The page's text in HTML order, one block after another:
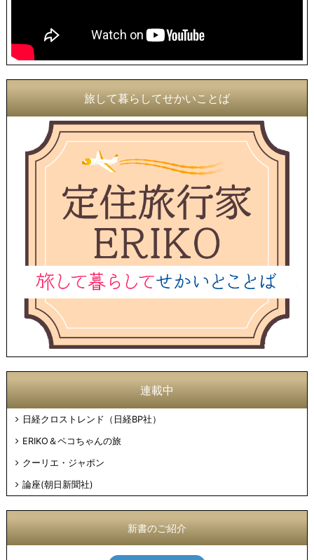
旅して暮らしてせかいことば
連載中
日経クロストレンド（日経BP社）
ERIKO＆ペコちゃんの旅
クーリエ・ジャポン
論座(朝日新聞社)
新書のご紹介